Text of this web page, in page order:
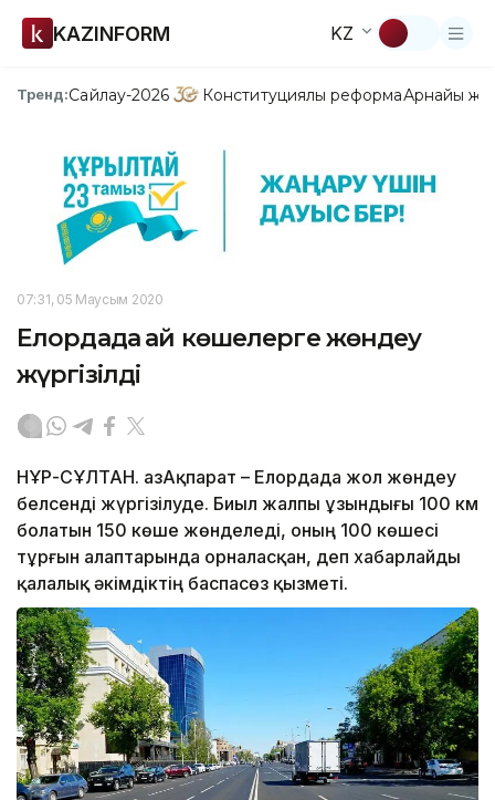
KAZINFORM KZ
Тренд:Сайлау-2026 Конституциялық реформаАрнайы
07:31, 05 Маусым 2020
Елордада қай көшелерге жөндеу
жүргізілді
НҰР-СҰЛТАН. ҚазАқпарат – Елордада жол жөндеу
белсенді жүргізілуде. Биыл жалпы ұзындығы 100 км
болатын 150 көше жөнделеді, оның 100 көшесі
тұрғын алаптарында орналасқан, деп хабарлайды
қалалық әкімдіктің баспасөз қызметі.